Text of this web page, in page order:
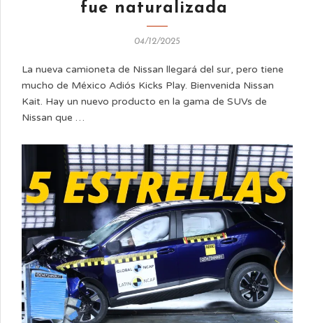
fue naturalizada
04/12/2025
La nueva camioneta de Nissan llegará del sur, pero tiene
mucho de México Adiós Kicks Play. Bienvenida Nissan
Kait. Hay un nuevo producto en la gama de SUVs de
Nissan que …